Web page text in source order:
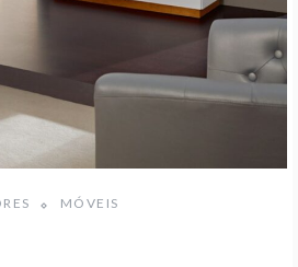
MÓVEIS